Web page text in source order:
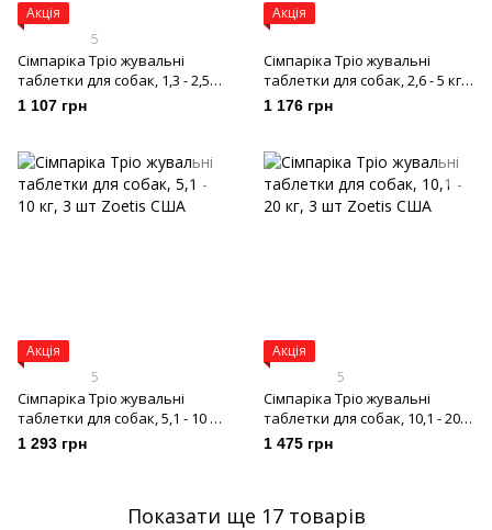
Акція
5
Сімпаріка Тріо жувальні
таблетки для собак, 1,3 - 2,5
кг, 3 шт
1 107 грн
Акція
Сімпаріка Тріо жувальні
таблетки для собак, 2,6 - 5 кг,
3 шт
1 176 грн
Акція
5
Сімпаріка Тріо жувальні
таблетки для собак, 5,1 - 10 кг,
3 шт
1 293 грн
Акція
5
Сімпаріка Тріо жувальні
таблетки для собак, 10,1 - 20
кг, 3 шт
1 475 грн
Показати ще 17 товарів